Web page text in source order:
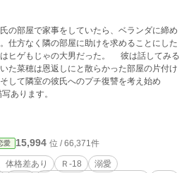
の部屋で家事をしていたら、ベランダに締め
仕方なく隣の部屋に助けを求めることにした
ヒゲもじゃの大男だった。 彼は話してみる
た菜穂は恩返しにと散らかった部屋の片付け
して隣室の彼氏へのプチ復讐を考え始め
描写あります。
愛 15,994 位 / 66,371件
体格差あり Ｒ-18
溺愛